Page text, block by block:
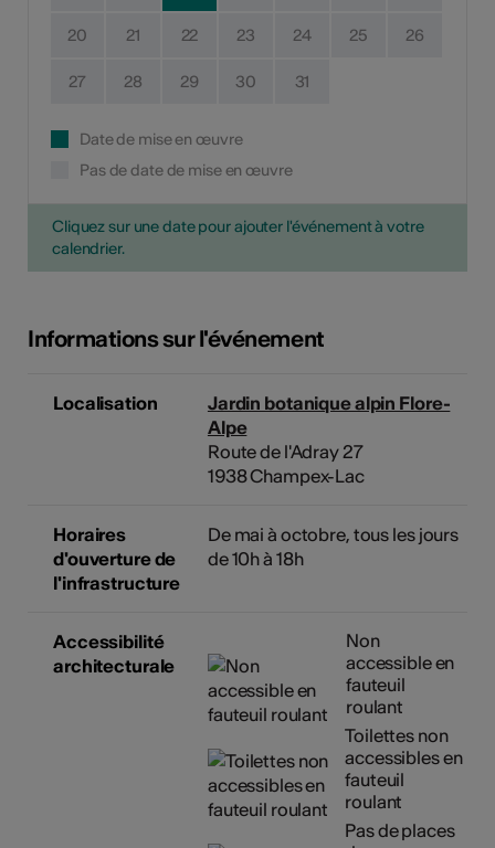
20 21 22 23 24 25 26
27 28 29 30 31
Date de mise en œuvre
Pas de date de mise en œuvre
Cliquez sur une date pour ajouter l'événement à votre
calendrier.
Informations sur l'événement
Localisation
Jardin botanique alpin Flore-
Alpe
Route de l'Adray 27
1938 Champex-Lac
Horaires
d'ouverture de
l'infrastructure
De mai à octobre, tous les jours
de 10h à 18h
Accessibilité
architecturale
Non
accessible en
fauteuil
roulant
Toilettes non
accessibles en
fauteuil
roulant
Pas de places